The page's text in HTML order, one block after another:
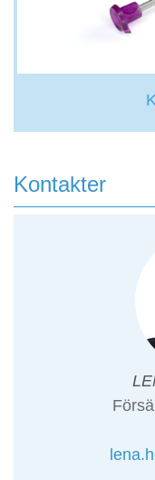
Kontakter